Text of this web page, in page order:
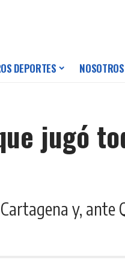
DEPORTES NOSOTROS
jugó
y, ante